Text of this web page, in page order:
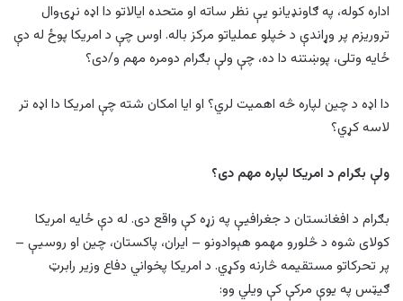
اداره کوله، په ګاونډیانو یې نظر ساته او متحده ایالاتو دا اډه نړۍوال
تروریزم پر وړاندې د خپلو عملیاتو مرکز باله. اوس چې د امریکا پوځ له دې
ځایه وتلی، پوښتنه دا ده، چې ولې بګرام دومره مهم و/دی؟
دا اډه د چین لپاره څه اهمیت لري؟ او ایا امکان شته چې امریکا دا اډه تر
لاسه کړي؟
ولې بګرام د امریکا لپاره مهم دی؟
بګرام د افغانستان د جغرافیې په زړه کې واقع دی. له دې ځایه امریکا
کولای شوه د څلورو مهمو هېوادونو – ایران، پاکستان، چین او روسیې –
پر تحرکاتو مستقیمه څارنه وکړي. د امریکا پخواني دفاع وزیر رابرټ
ګیټس په یوې مرکې کې ویلي وو: